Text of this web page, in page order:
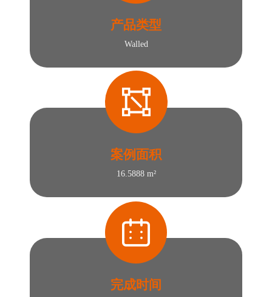
产品类型
Walled
案例面积
16.5888 m²
完成时间